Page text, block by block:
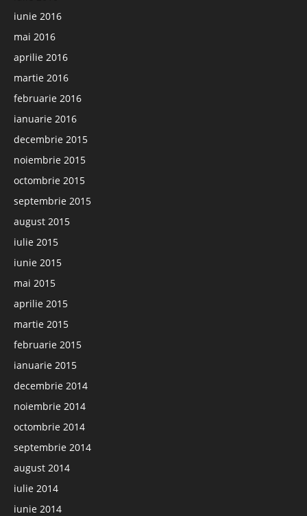
iunie 2016
mai 2016
aprilie 2016
martie 2016
februarie 2016
ianuarie 2016
decembrie 2015
noiembrie 2015
octombrie 2015
septembrie 2015
august 2015
iulie 2015
iunie 2015
mai 2015
aprilie 2015
martie 2015
februarie 2015
ianuarie 2015
decembrie 2014
noiembrie 2014
octombrie 2014
septembrie 2014
august 2014
iulie 2014
iunie 2014